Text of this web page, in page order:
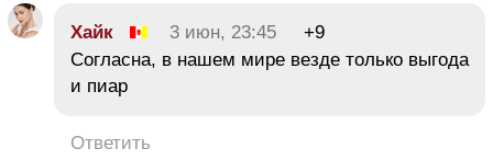
Хайк 3 июн, 23:45
+9
Согласна, в нашем мире везде только выгода
и пиар
Ответить